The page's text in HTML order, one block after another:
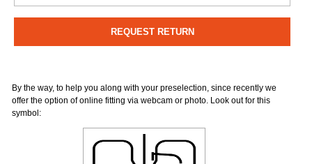
By the way, to help you along with your preselection, since recently we
offer the option of online fitting via webcam or photo. Look out for this
symbol: